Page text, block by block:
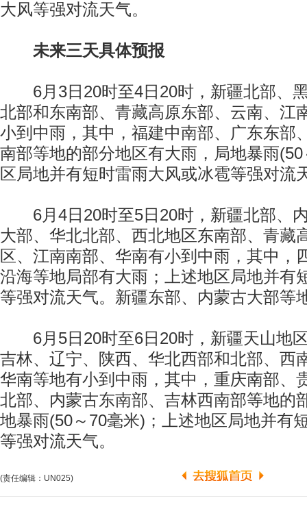
大风等强对流天气。
未来三天具体预报
6月3日20时至4日20时，新疆北部、
北部和东南部、青藏高原东部、云南、江
小到中雨，其中，福建中南部、广东东部
南部等地的部分地区有大雨，局地暴雨
区局地并有短时雷雨大风或冰雹等强对流
6月4日20时至5日20时，新疆北部、
大部、华北北部、西北地区东南部、青藏
区、江南南部、华南有小到中雨，其中，
沿海等地局部有大雨；上述地区局地并有
等强对流天气。新疆东部、内蒙古大部等
6月5日20时至6日20时，新疆天山地
吉林、辽宁、陕西、华北西部和北部、西
华南等地有小到中雨，其中，重庆南部、
北部、内蒙古东南部、吉林西南部等地的
地暴雨(50～70毫米)；上述地区局地并有
等强对流天气。
(责任编辑：UN025)